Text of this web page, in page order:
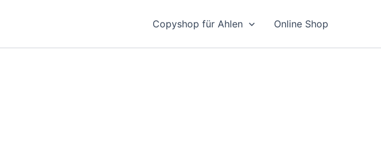
Copyshop für Ahlen Online Shop